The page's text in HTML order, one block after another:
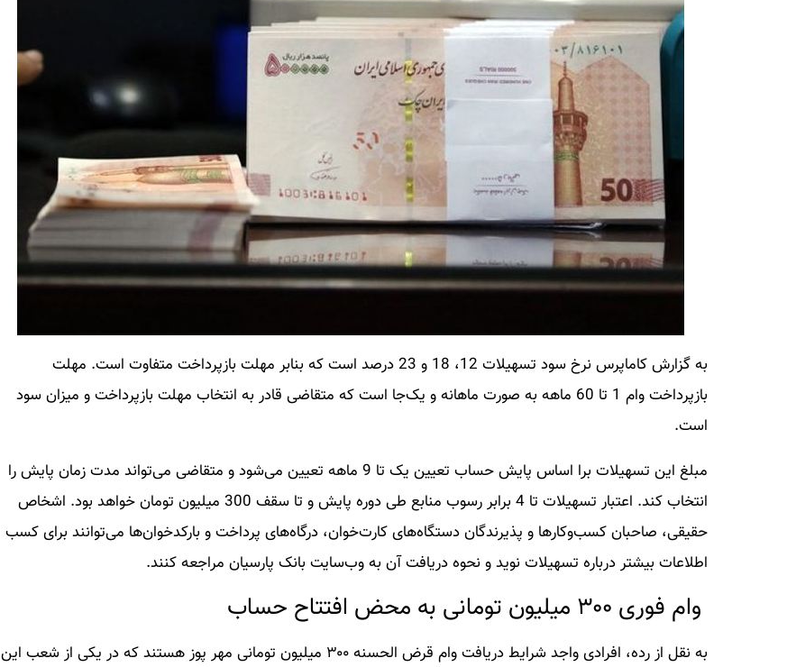
به گزارش کاماپرس نرخ سود تسهیلات 12، 18 و 23 درصد است که بنابر مهلت بازپرداخت متفاوت است. مهلت
بازپرداخت وام 1 تا 60 ماهه به صورت ماهانه و یک‌جا است که متقاضی قادر به انتخاب مهلت بازپرداخت و میزان سود
است.
مبلغ این تسهیلات برا اساس پایش حساب تعیین یک تا 9 ماهه تعیین می‌شود و متقاضی می‌تواند مدت زمان پایش را
انتخاب کند. اعتبار تسهیلات تا 4 برابر رسوب منابع طی دوره پایش و تا سقف 300 میلیون تومان خواهد بود. اشخاص
حقیقی، صاحبان کسب‌وکارها و پذیرندگان دستگاه‌های کارت‌خوان، درگاه‌های پرداخت و بارکدخوان‌ها می‌توانند برای کسب
اطلاعات بیشتر درباره تسهیلات نوید و نحوه دریافت آن به وب‌سایت بانک پارسیان مراجعه کنند.
وام فوری ۳۰۰ میلیون تومانی به محض افتتاح حساب
به نقل از رده، افرادی واجد شرایط دریافت وام قرض الحسنه ۳۰۰ میلیون تومانی مهر پوز هستند که در یکی از شعب این